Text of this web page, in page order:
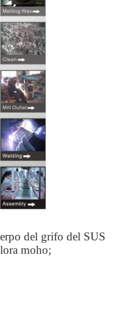
del grifo del SUS
moho;